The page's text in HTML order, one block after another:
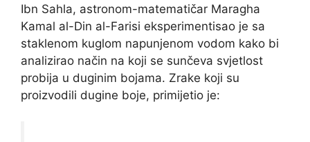
Ibn Sahla, astronom-matematičar Maragha
Kamal al-Din al-Farisi eksperimentisao je sa
staklenom kuglom napunjenom vodom kako bi
analizirao način na koji se sunčeva svjetlost
probija u duginim bojama. Zrake koji su
proizvodili dugine boje, primijetio je: